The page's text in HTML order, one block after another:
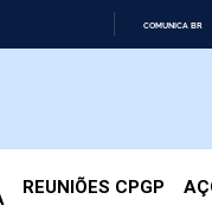
COMUNICA BR
REUNIÕES CPGP